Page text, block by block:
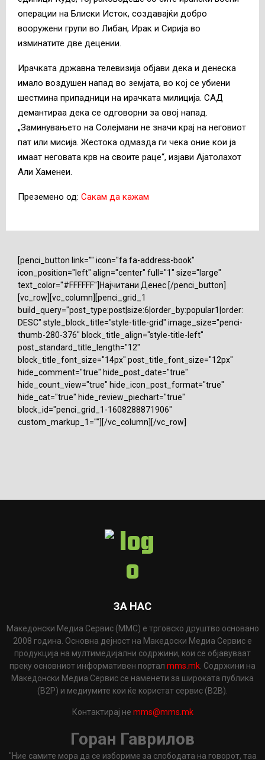
операции на Блиски Исток, создавајќи добро
вооружени групи во Либан, Ирак и Сирија во
изминатите две децении.
Ирачката државна телевизија објави дека и денеска
имало воздушен напад во земјата, во кој се убиени
шестмина припадници на ирачката милиција. САД
демантираа дека се одговорни за овој напад.
„Заминувањето на Солејмани не значи крај на неговиот
пат или мисија. Жестока одмазда ги чека оние кои ја
имаат неговата крв на своите раце“, изјави Ајатолахот
Али Хаменеи.
Преземено од: Сакам да кажам
[penci_button link="" icon="fa fa-address-book"
icon_position="left" align="center" full="1" size="large"
text_color="#FFFFFF"]Најчитани Денес [/penci_button]
[vc_row][vc_column][penci_grid_1
build_query="post_type:post|size:6|order_by:popular1|order:
DESC" style_block_title="style-title-grid" image_size="penci-
thumb-280-376" block_title_align="style-title-left"
post_standard_title_length="12"
block_title_font_size="14px" post_title_font_size="12px"
hide_comment="true" hide_post_date="true"
hide_count_view="true" hide_icon_post_format="true"
hide_cat="true" hide_review_piechart="true"
block_id="penci_grid_1-1608288871906"
custom_markup_1=""][/vc_column][/vc_row]
ЗА НАС
Македонски Медиа Сервис (ММС) е трговско друштво основано
2008 година. Основна дејност на Македоски Медиа Сервис е
продукција на мултимедијални содржини, кои се објавуваат
преку основниот информативен портал mms.mk. Содржини на
Македонски Медиа Сервис се наменети за широката публика
(B2P) и медиумите кои ќе користат сервис (B2B).
Контактирај не mms@mms.mk
Горан Гаврилов
"Ние самите мора да се избориме за слободата на говорот, таа